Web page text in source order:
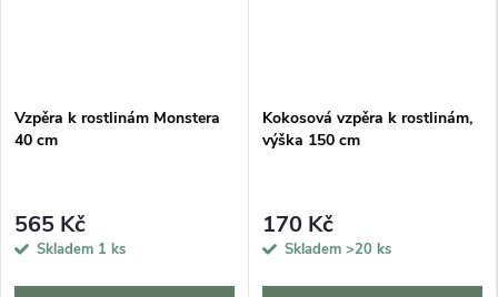
Vzpěra k rostlinám Monstera
40 cm
565 Kč
Skladem 1 ks
Kokosová vzpěra k rostlinám,
výška 150 cm
170 Kč
Skladem >20 ks